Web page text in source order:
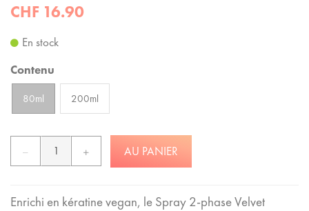
CHF 16.90
En stock
Contenu
80ml 200ml
AU PANIER
Enrichi en kératine vegan, le Spray 2-phase Velvet